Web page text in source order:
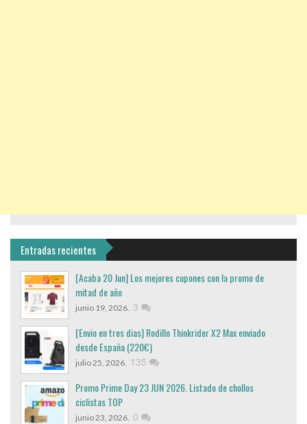
Entradas recientes
[Acaba 20 Jun] Los mejores cupones con la promo de
mitad de año
junio 19, 2026, 3
[Envio en tres dias] Rodillo Thinkrider X2 Max enviado
desde España (220€)
julio 25, 2026, 135
Promo Prime Day 23 JUN 2026. Listado de chollos
ciclistas TOP
junio 23, 2026, 0